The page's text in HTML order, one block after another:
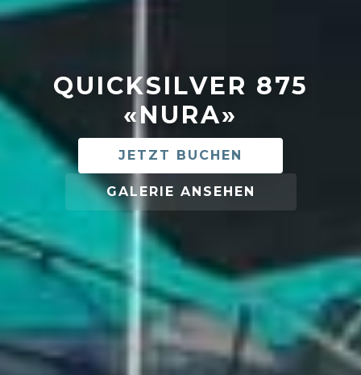
QUICKSILVER 875
«NURA»
JETZT BUCHEN
GALERIE ANSEHEN